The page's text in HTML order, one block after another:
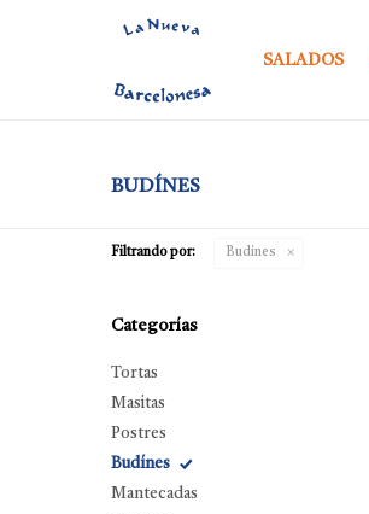
SALADOS
BUDÍNES
Filtrando por: Budínes
Categorías
Tortas
Masitas
Postres
Budínes
Mantecadas